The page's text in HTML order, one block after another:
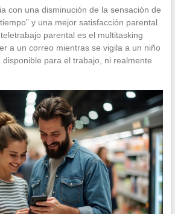
con una disminución de la sensación de
y una mejor satisfacción parental.
parental es el multitasking
a un correo mientras se vigila a un niño
para el trabajo, ni realmente